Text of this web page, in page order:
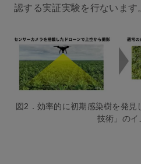
認する実証実験を行ないます
図2．効率的に初期感染樹を発
技術」のイ